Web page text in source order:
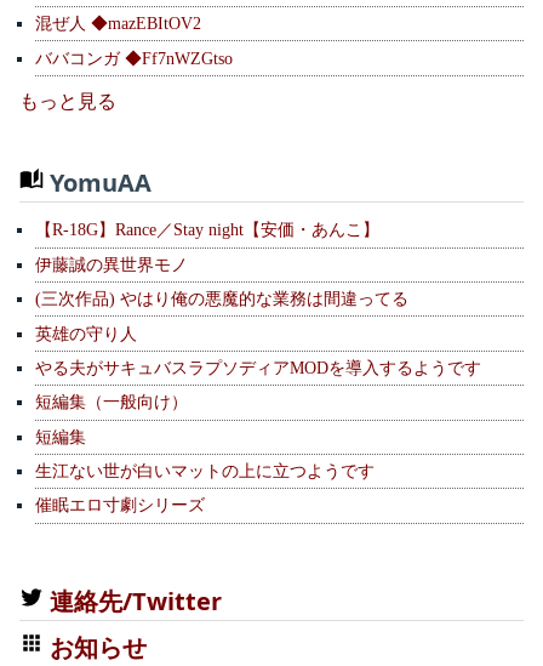
混ぜ人 ◆mazEBItOV2
ババコンガ ◆Ff7nWZGtso
もっと見る
YomuAA
【R-18G】Rance／Stay night【安価・あんこ】
伊藤誠の異世界モノ
(三次作品) やはり俺の悪魔的な業務は間違ってる
英雄の守り人
やる夫がサキュバスラプソディアMODを導入するようです
短編集（一般向け）
短編集
生江ない世が白いマットの上に立つようです
催眠エロ寸劇シリーズ
連絡先/Twitter
お知らせ